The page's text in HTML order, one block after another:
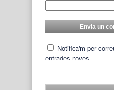
Notifica'm per
entrades noves.